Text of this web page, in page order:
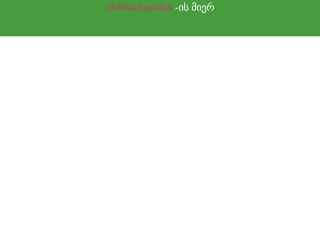
chikhladzeluka -ის მიერ